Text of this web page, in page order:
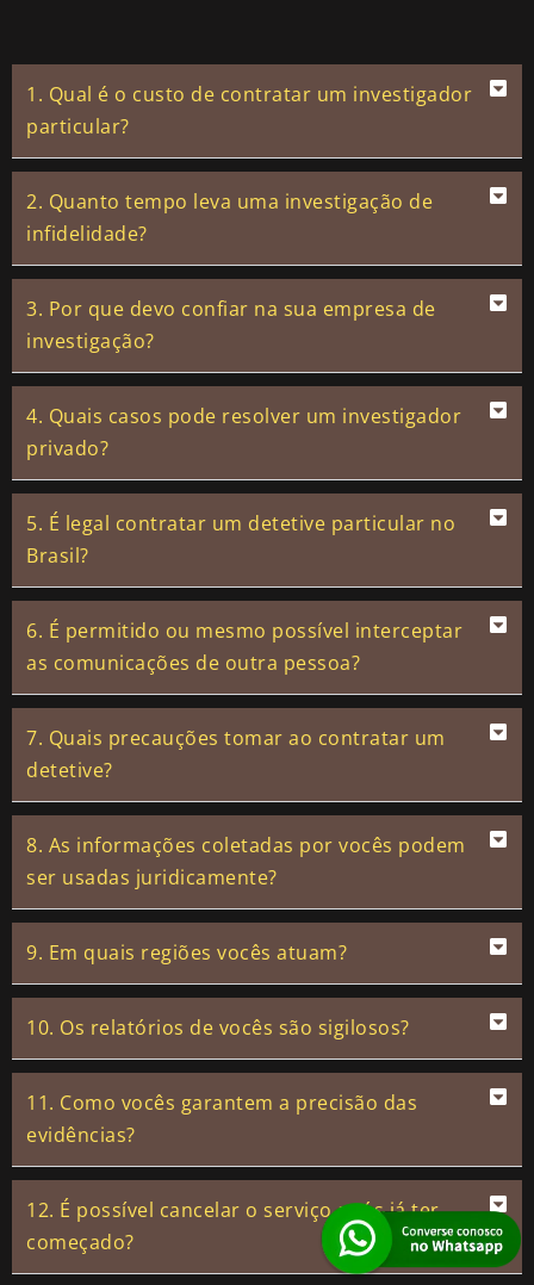
1. Qual é o custo de contratar um investigador
particular?
2. Quanto tempo leva uma investigação de
infidelidade?
3. Por que devo confiar na sua empresa de
investigação?
4. Quais casos pode resolver um investigador
privado?
5. É legal contratar um detetive particular no
Brasil?
6. É permitido ou mesmo possível interceptar
as comunicações de outra pessoa?
7. Quais precauções tomar ao contratar um
detetive?
8. As informações coletadas por vocês podem
ser usadas juridicamente?
9. Em quais regiões vocês atuam?
10. Os relatórios de vocês são sigilosos?
11. Como vocês garantem a precisão das
evidências?
12. É possível cancelar o serviço após já ter
começado?